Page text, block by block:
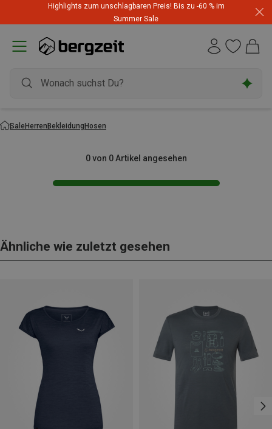
Highlights zum unschlagbaren Preis! Bis zu -60 % im
Summer Sale
SaleHerrenBekleidungHosen
0 von 0 Artikel angesehen
Ähnliche wie zuletzt gesehen